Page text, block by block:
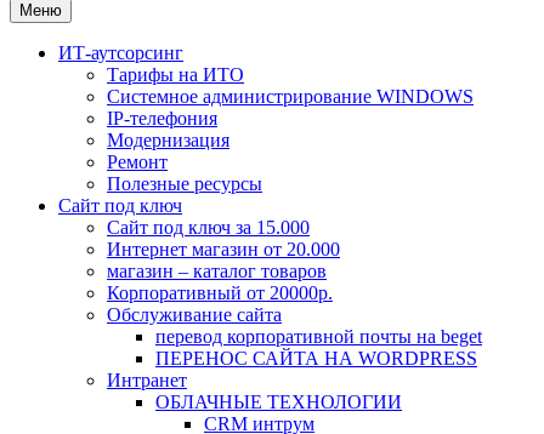
Меню
ИТ-аутсорсинг
Тарифы на ИТО
Системное администрирование WINDOWS
IP-телефония
Модернизация
Ремонт
Полезные ресурсы
Сайт под ключ
Сайт под ключ за 15.000
Интернет магазин от 20.000
магазин – каталог товаров
Корпоративный от 20000р.
Обслуживание сайта
перевод корпоративной почты на beget
ПЕРЕНОС САЙТА НА WORDPRESS
Интранет
ОБЛАЧНЫЕ ТЕХНОЛОГИИ
CRM интрум